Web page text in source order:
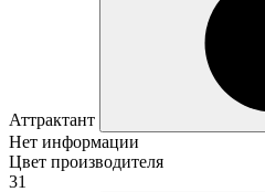
Аттрактант
Нет информации
Цвет производителя
31